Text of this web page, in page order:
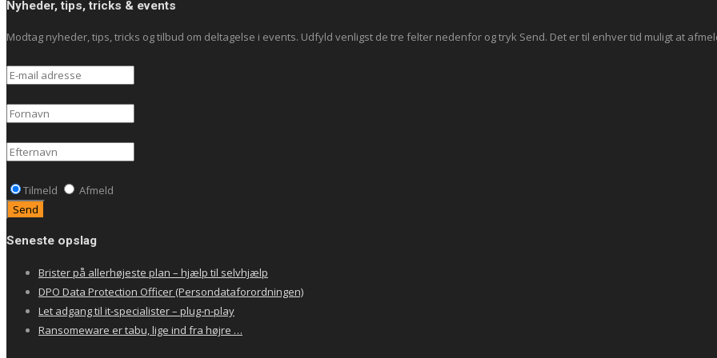
Nyheder, tips, tricks & events
Modtag nyheder, tips, tricks og tilbud om deltagelse i events. Udfyld venligst de tre felter nedenfor og tryk Send. Det er til enhver tid muligt at
Tilmeld Afmeld
Seneste opslag
Brister på allerhøjeste plan – hjælp til selvhjælp
DPO Data Protection Officer (Persondataforordningen)
Let adgang til it-specialister – plug-n-play
Ransomeware er tabu, lige ind fra højre …